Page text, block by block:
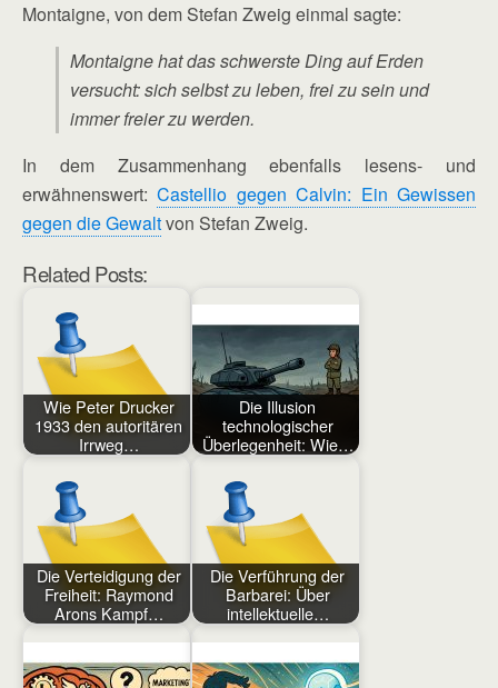
Montaigne, von dem Stefan Zweig einmal sagte:
Montaigne hat das schwerste Ding auf Erden
versucht: sich selbst zu leben, frei zu sein und
immer freier zu werden.
In dem Zusammenhang ebenfalls lesens- und
erwähnenswert:Castellio gegen Calvin: Ein Gewissen
gegen die Gewaltvon Stefan Zweig.
Related Posts:
Wie Peter Drucker
1933 den autoritären
Irrweg…
Die Illusion
technologischer
Überlegenheit: Wie…
Die Verteidigung der
Freiheit: Raymond
Arons Kampf…
Die Verführung der
Barbarei: Über
intellektuelle…